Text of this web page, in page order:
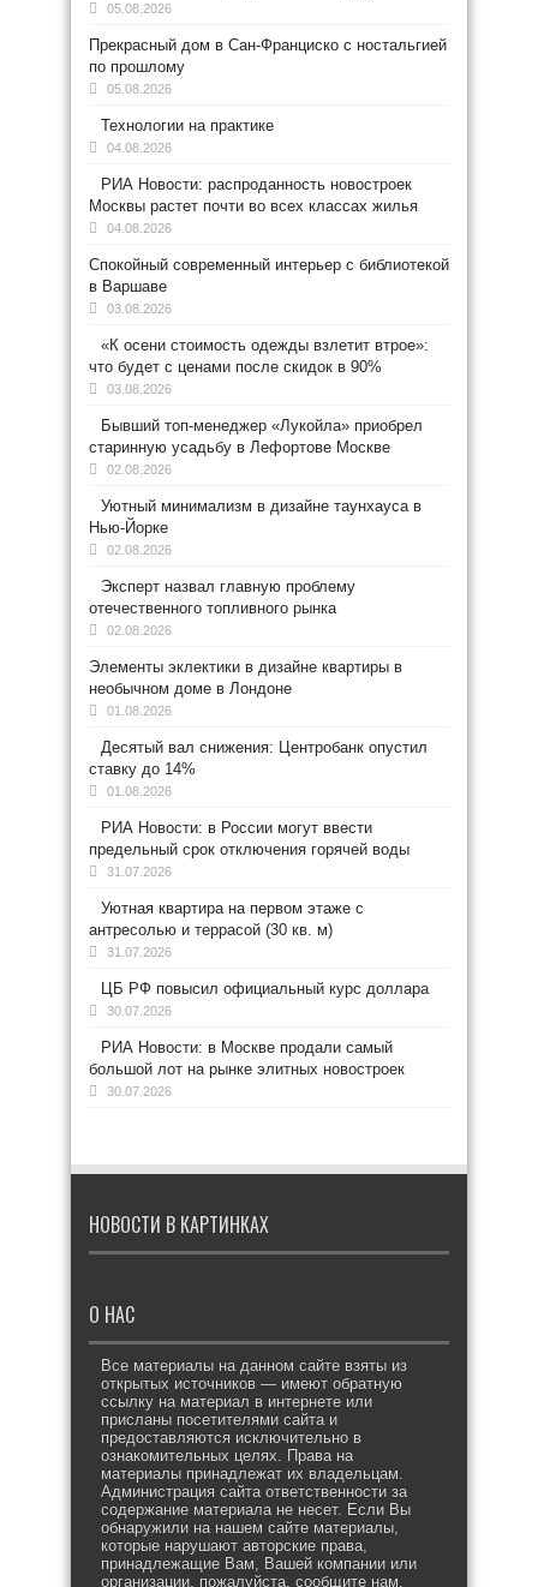
05.08.2026
Прекрасный дом в Сан-Франциско с ностальгией
по прошлому
05.08.2026
Технологии на практике
04.08.2026
РИА Новости: распроданность новостроек
Москвы растет почти во всех классах жилья
04.08.2026
Спокойный современный интерьер с библиотекой
в Варшаве
03.08.2026
«К осени стоимость одежды взлетит втрое»:
что будет с ценами после скидок в 90%
03.08.2026
Бывший топ-менеджер «Лукойла» приобрел
старинную усадьбу в Лефортове Москве
02.08.2026
Уютный минимализм в дизайне таунхауса в
Нью-Йорке
02.08.2026
Эксперт назвал главную проблему
отечественного топливного рынка
02.08.2026
Элементы эклектики в дизайне квартиры в
необычном доме в Лондоне
01.08.2026
Десятый вал снижения: Центробанк опустил
ставку до 14%
01.08.2026
РИА Новости: в России могут ввести
предельный срок отключения горячей воды
31.07.2026
Уютная квартира на первом этаже с
антресолью и террасой (30 кв. м)
31.07.2026
ЦБ РФ повысил официальный курс доллара
30.07.2026
РИА Новости: в Москве продали самый
большой лот на рынке элитных новостроек
30.07.2026
НОВОСТИ В КАРТИНКАХ
О НАС
Все материалы на данном сайте взяты из
открытых источников — имеют обратную
ссылку на материал в интернете или
присланы посетителями сайта и
предоставляются исключительно в
ознакомительных целях. Права на
материалы принадлежат их владельцам.
Администрация сайта ответственности за
содержание материала не несет. Если Вы
обнаружили на нашем сайте материалы,
которые нарушают авторские права,
принадлежащие Вам, Вашей компании или
организации, пожалуйста, сообщите нам.